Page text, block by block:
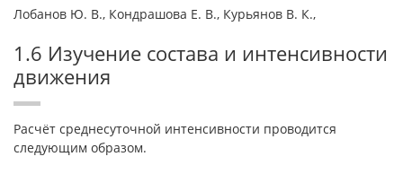
Лобанов Ю. В., Кондрашова Е. В., Курьянов В. К.,
1.6 Изучение состава и интенсивности
движения
Расчёт среднесуточной интенсивности проводится
следующим образом.